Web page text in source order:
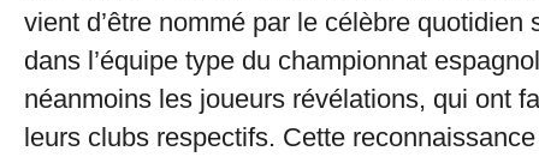
vient d’être nommé par le célèbre quotidien
dans l’équipe type du championnat
néanmoins les joueurs révélations, qui ont
leurs clubs respectifs. Cette